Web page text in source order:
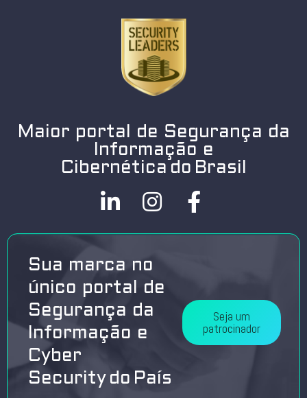
Maior portal de Segurança da
Informação e
Cibernética do Brasil
Sua marca no
único portal de
Segurança da
Informação e
Cyber
Security do País
Seja um
patrocinador